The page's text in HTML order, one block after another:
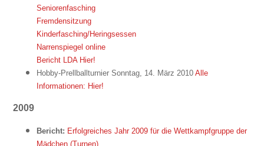
Seniorenfasching
Fremdensitzung
Kinderfasching/Heringsessen
Narrenspiegel online
Bericht LDA Hier!
Hobby-Prellballturnier Sonntag, 14. März 2010 Alle
Informationen: Hier!
2009
Bericht: Erfolgreiches Jahr 2009 für die Wettkampfgruppe der
Mädchen (Turnen)